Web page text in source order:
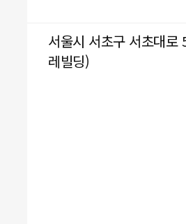
서울시 서초구 서초대
레빌딩)